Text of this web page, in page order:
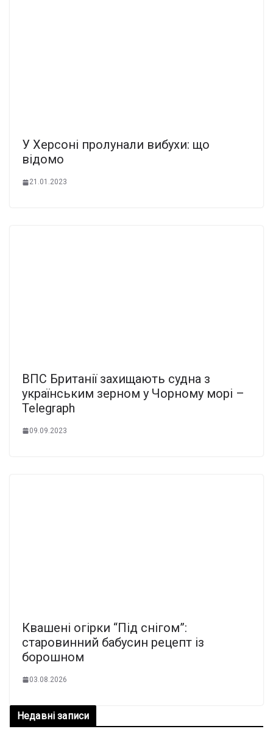
У Херсоні пролунали вибухи: що
відомо
21.01.2023
ВПС Британії захищають судна з
українським зерном у Чорному морі –
Telegraph
09.09.2023
Квашені огірки “Під снігом”:
старовинний бабусин рецепт із
борошном
03.08.2026
Недавні записи